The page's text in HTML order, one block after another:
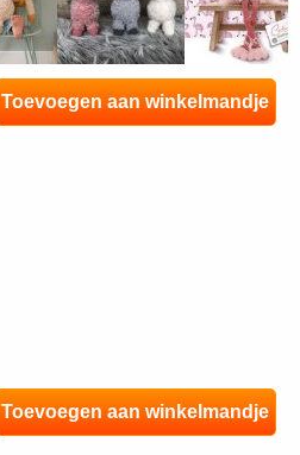
Toevoegen aan winkelmandje
Toevoegen aan winkelmandje